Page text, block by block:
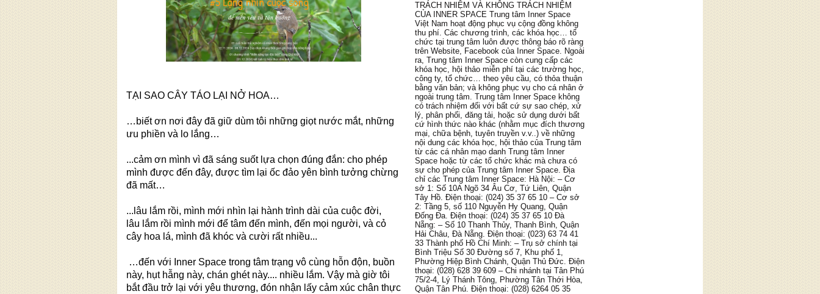
TẠI SAO CÂY TÁO LẠI NỞ HOA…
…biết ơn nơi đây đã giữ dùm tôi những giọt nước mắt, những
ưu phiền và lo lắng…
...cảm ơn mình vì đã sáng suốt lựa chọn đúng đắn: cho phép
mình được đến đây, được tìm lại ốc đảo yên bình tưởng chừng
đã mất…
...lâu lắm rồi, mình mới nhìn lại hành trình dài của cuộc đời,
lâu lắm rồi mình mới để tâm đến mình, đến mọi người, và cỏ
cây hoa lá, mình đã khóc và cười rất nhiều...
…đến với Inner Space trong tâm trạng vô cùng hỗn độn, buồn
này, hụt hẫng này, chán ghét này.... nhiều lắm. Vậy mà giờ tôi
bắt đầu trở lại với yêu thương, đón nhận lấy cảm xúc chân thực
TRÁCH NHIỆM VÀ KHÔNG TRÁCH NHIỆM
CỦA INNER SPACE Trung tâm Inner Space
Việt Nam hoạt động phục vụ cộng đồng không
thu phí. Các chương trình, các khóa học… tổ
chức tại trung tâm luôn được thông báo rõ ràng
trên Website, Facebook của Inner Space. Ngoài
ra, Trung tâm Inner Space còn cung cấp các
khóa học, hội thảo miễn phí tại các trường học,
công ty, tổ chức… theo yêu cầu, có thỏa thuận
bằng văn bản; và không phục vụ cho cá nhân ở
ngoài trung tâm. Trung tâm Inner Space không
có trách nhiệm đối với bất cứ sự sao chép, xử
lý, phân phối, đăng tải, hoặc sử dụng dưới bất
cứ hình thức nào khác (nhằm mục đích thương
mại, chữa bệnh, tuyên truyền v.v..) về những
nội dung các khóa học, hội thảo của Trung tâm
từ các cá nhân mạo danh Trung tâm Inner
Space hoặc từ các tổ chức khác mà chưa có
sự cho phép của Trung tâm Inner Space. Địa
chỉ các Trung tâm Inner Space: Hà Nội: – Cơ
sở 1: Số 10A Ngõ 34 Âu Cơ, Tứ Liên, Quận
Tây Hồ. Điện thoại: (024) 35 37 65 10 – Cơ sở
2: Tầng 5, số 110 Nguyễn Hy Quang, Quận
Đống Đa. Điện thoại: (024) 35 37 65 10 Đà
Nẵng: – Số 10 Thanh Thủy, Thanh Bình, Quận
Hải Châu, Đà Nẵng. Điện thoại: (023) 63 74 41
33 Thành phố Hồ Chí Minh: – Trụ sở chính tại
Bình Triệu Số 30 Đường số 7, Khu phố 1,
Phường Hiệp Bình Chánh, Quận Thủ Đức. Điện
thoại: (028) 628 39 609 – Chi nhánh tại Tân Phú
75/2-4, Lý Thánh Tông, Phường Tân Thới Hòa,
Quận Tân Phú. Điện thoại: (028) 6264 05 35